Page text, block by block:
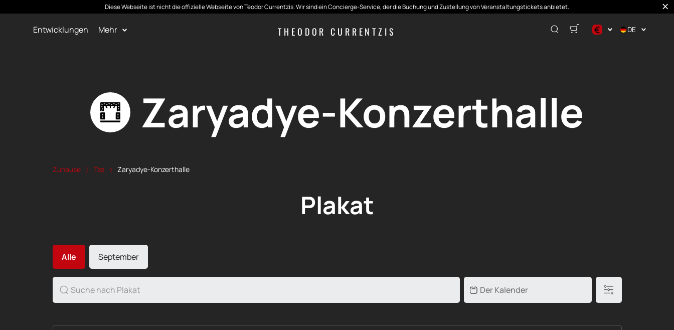
Diese Webseite ist nicht die offizielle Webseite von Teodor Currentzis. Wir sind ein Concierge-Service, der die Buchung und Zustellung von Veranstaltungstickets anbietet.
THEODOR CURRENTZIS
Entwicklungen Mehr € DE
Zaryadye-Konzerthalle
Zuhause Tze Zaryadye-Konzerthalle
Plakat
Alle September